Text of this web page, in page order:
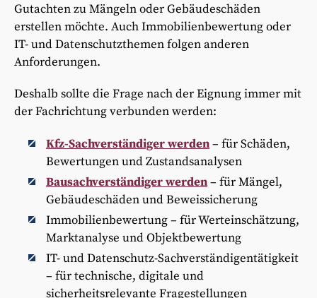
Gutachten zu Mängeln oder Gebäudeschäden
erstellen möchte. Auch Immobilienbewertung oder
IT- und Datenschutzthemen folgen anderen
Anforderungen.
Deshalb sollte die Frage nach der Eignung immer mit
der Fachrichtung verbunden werden:
Kfz-Sachverständiger werden– für Schäden,
Bewertungen und Zustandsanalysen
Bausachverständiger werden– für Mängel,
Gebäudeschäden und Beweissicherung
Immobilienbewertung – für Werteinschätzung,
Marktanalyse und Objektbewertung
IT- und Datenschutz-Sachverständigentätigkeit
– für technische, digitale und
sicherheitsrelevante Fragestellungen